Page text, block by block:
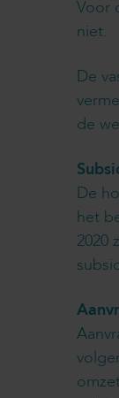
Voor
niet.
De
de
De
het
2020